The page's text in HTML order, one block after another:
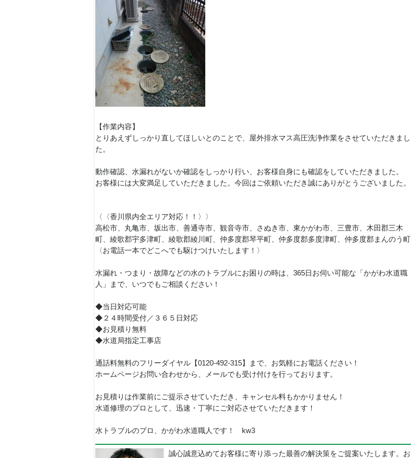
【作業内容】
とりあえずしっかり直してほしいとのことで、屋外排水マス高圧洗浄作業をさせていただきまし
た。
動作確認、水漏れがないか確認をしっかり行い、お客様自身にも確認をしていただきました。
お客様には大変満足していただきました。今回はご依頼いただき誠にありがとうございました。
〈〈香川県内全エリア対応！！〉〉
高松市、丸亀市、坂出市、善通寺市、観音寺市、さぬき市、東かがわ市、三豊市、木田郡三木
町、綾歌郡宇多津町、綾歌郡綾川町、仲多度郡琴平町、仲多度郡多度津町、仲多度郡まんのう町
〈お電話一本でどこへでも駆けつけいたします！〉
水漏れ・つまり・故障などの水のトラブルにお困りの時は、365日お伺い可能な「かがわ水道職
人」まで、いつでもご相談ください！
◆当日対応可能
◆２４時間受付／３６５日対応
◆お見積り無料
◆水道局指定工事店
通話料無料のフリーダイヤル【0120-492-315】まで、お気軽にお電話ください！
ホームページお問い合わせから、メールでも受け付けを行っております。
お見積りは作業前にご提示させていただき、キャンセル料もかかりません！
水道修理のプロとして、迅速・丁寧にご対応させていただきます！
水トラブルのプロ、かがわ水道職人です！ kw3
誠心誠意込めてお客様に寄り添った最善の解決策をご提案いたします。お